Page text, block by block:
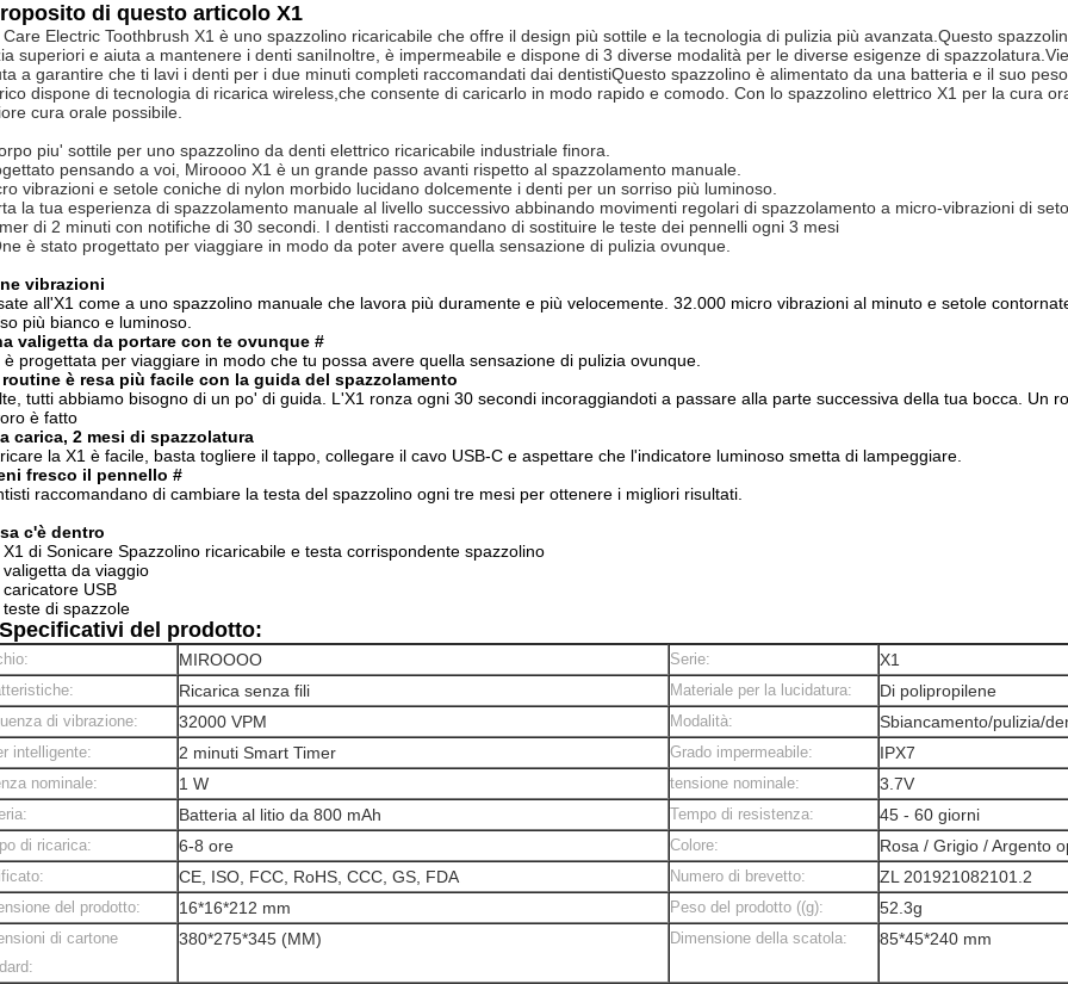
di questo articolo X1
Electric Toothbrush X1 è uno spazzolino ricaricabile che offre il design più sottile e la tecnologia di pulizia più avanzata.Questo
superiori e aiuta a mantenere i denti saniInoltre, è impermeabile e dispone di 3 diverse modalità per le diverse esigenze di
a garantire che ti lavi i denti per i due minuti completi raccomandati dai dentistiQuesto spazzolino è alimentato da una batteria e il suo
dispone di tecnologia di ricarica wireless,che consente di caricarlo in modo rapido e comodo. Con lo spazzolino elettrico X1 per la cura
cura orale possibile.
piu' sottile per uno spazzolino da denti elettrico ricaricabile industriale finora.
pensando a voi, Miroooo X1 è un grande passo avanti rispetto al spazzolamento manuale.
vibrazioni e setole coniche di nylon morbido lucidano dolcemente i denti per un sorriso più luminoso.
la tua esperienza di spazzolamento manuale al livello successivo abbinando movimenti regolari di spazzolamento a micro-vibrazioni di
di 2 minuti con notifiche di 30 secondi. I dentisti raccomandano di sostituire le teste dei pennelli ogni 3 mesi
è stato progettato per viaggiare in modo da poter avere quella sensazione di pulizia ovunque.
vibrazioni
all'X1 come a uno spazzolino manuale che lavora più duramente e più velocemente. 32.000 micro vibrazioni al minuto e setole
più bianco e luminoso.
valigetta da portare con te ovunque #
è progettata per viaggiare in modo che tu possa avere quella sensazione di pulizia ovunque.
routine è resa più facile con la guida del spazzolamento
tutti abbiamo bisogno di un po' di guida. L'X1 ronza ogni 30 secondi incoraggiandoti a passare alla parte successiva della tua bocca. Un
è fatto
carica, 2 mesi di spazzolatura
la X1 è facile, basta togliere il tappo, collegare il cavo USB-C e aspettare che l'indicatore luminoso smetta di lampeggiare.
fresco il pennello #
raccomandano di cambiare la testa del spazzolino ogni tre mesi per ottenere i migliori risultati.
c'è dentro
X1 di Sonicare Spazzolino ricaricabile e testa corrispondente spazzolino
valigetta da viaggio
caricatore USB
teste di spazzole
del prodotto:
MIROOOO Serie: X1
Ricarica senza fili Materiale per la lucidatura: Di polipropilene
di vibrazione: 32000 VPM Modalità: Sbiancamento/pulizia/
intelligente: 2 minuti Smart Timer Grado impermeabile: IPX7
nominale: 1 W tensione nominale: 3.7V
Batteria al litio da 800 mAh Tempo di resistenza: 45 - 60 giorni
di ricarica: 6-8 ore Colore: Rosa / Grigio / Argento
CE, ISO, FCC, RoHS, CCC, GS, FDA Numero di brevetto: ZL 201921082101.2
del prodotto: 16*16*212 mm Peso del prodotto ((g): 52.3g
di cartone
380*275*345 (MM) Dimensione della scatola: 85*45*240 mm